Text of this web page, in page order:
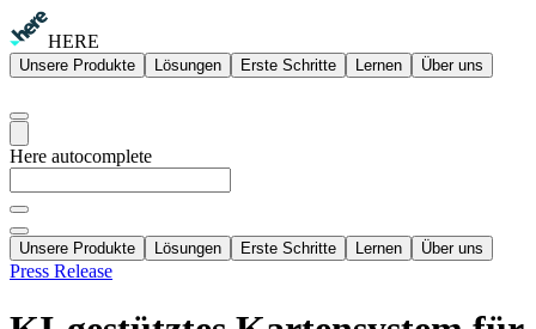
HERE
Unsere Produkte Lösungen Erste Schritte Lernen Über uns
Here autocomplete
Unsere Produkte Lösungen Erste Schritte Lernen Über uns
Press Release